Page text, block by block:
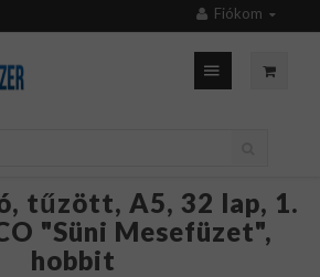
Fiókom
tűzött, A5, 32 lap, 1.
"Süni Mesefüzet",
hobbit